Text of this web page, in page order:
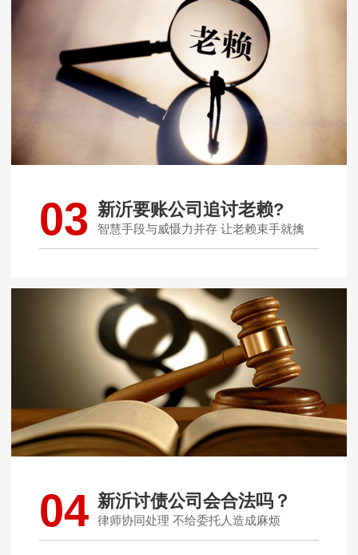
03 新沂要账公司追讨老赖?
智慧手段与威慑力并存 让老赖束手就擒
04 新沂讨债公司会合法吗？
律师协同处理 不给委托人造成麻烦